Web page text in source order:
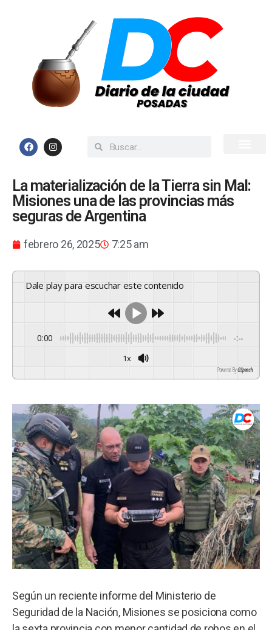
La materialización de la Tierra sin Mal:
Misiones una de las provincias más
seguras de Argentina
febrero 26, 2025 7:25 am
Dale play para escuchar este contenido
0:00 -:--
1x
Powered By GSpeech
Según un reciente informe del Ministerio de
Seguridad de la Nación, Misiones se posiciona como